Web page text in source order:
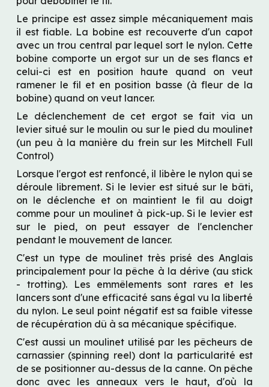
Le principe est assez simple mécaniquement mais
il est fiable. La bobine est recouverte d'un capot
avec un trou central par lequel sort le nylon. Cette
bobine comporte un ergot sur un de ses flancs et
celui-ci est en position haute quand on veut
ramener le fil et en position basse (à fleur de la
bobine) quand on veut lancer.
Le déclenchement de cet ergot se fait via un
levier situé sur le moulin ou sur le pied du moulinet
(un peu à la manière du frein sur les Mitchell Full
Control)
Lorsque l'ergot est renfoncé, il libère le nylon qui se
déroule librement. Si le levier est situé sur le bâti,
on le déclenche et on maintient le fil au doigt
comme pour un moulinet à pick-up. Si le levier est
sur le pied, on peut essayer de l'enclencher
pendant le mouvement de lancer.
C'est un type de moulinet très prisé des Anglais
principalement pour la pêche à la dérive (au stick
- trotting). Les emmêlements sont rares et les
lancers sont d'une efficacité sans égal vu la liberté
du nylon. Le seul point négatif est sa faible vitesse
de récupération dû à sa mécanique spécifique.
C'est aussi un moulinet utilisé par les pêcheurs de
carnassier (spinning reel) dont la particularité est
de se positionner au-dessus de la canne. On pêche
donc avec les anneaux vers le haut, d'où la